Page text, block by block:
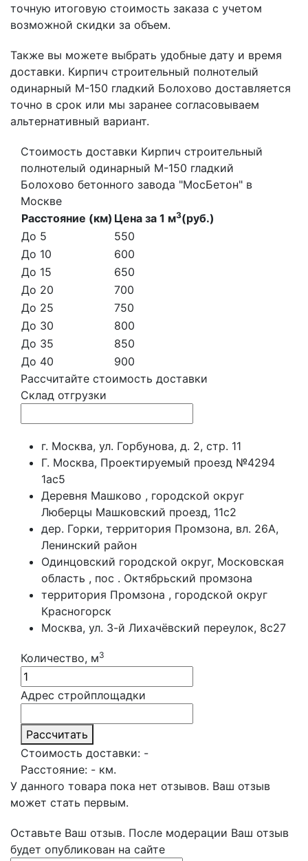
точную итоговую стоимость заказа с учетом
возможной скидки за объем.
Также вы можете выбрать удобные дату и время
доставки. Кирпич строительный полнотелый
одинарный М-150 гладкий Болохово доставляется
точно в срок или мы заранее согласовываем
альтернативный вариант.
Стоимость доставки Кирпич строительный
полнотелый одинарный М-150 гладкий
Болохово бетонного завода "МосБетон" в
Москве
Расстояние (км) Цена за 1 м3(руб.)
До 5
550
До 10
600
До 15
650
До 20
700
До 25
750
До 30
800
До 35
850
До 40
900
Рассчитайте стоимость доставки
Склад отгрузки
г. Москва, ул. Горбунова, д. 2, стр. 11
Г. Москва, Проектируемый проезд №4294
1ас5
Деревня Машково , городской округ
Люберцы Машковский проезд, 11с2
дер. Горки, территория Промзона, вл. 26А,
Ленинский район
Одинцовский городской округ, Московская
область , пос . Октябрьский промзона
территория Промзона , городской округ
Красногорск
Москва, ул. 3-й Лихачёвский переулок, 8с27
Количество, м3
Адрес стройплощадки
Рассчитать
Стоимость доставки: -
Расстояние: - км.
У данного товара пока нет отзывов. Ваш отзыв
может стать первым.
Оставьте Ваш отзыв. После модерации Ваш отзыв
будет опубликован на сайте